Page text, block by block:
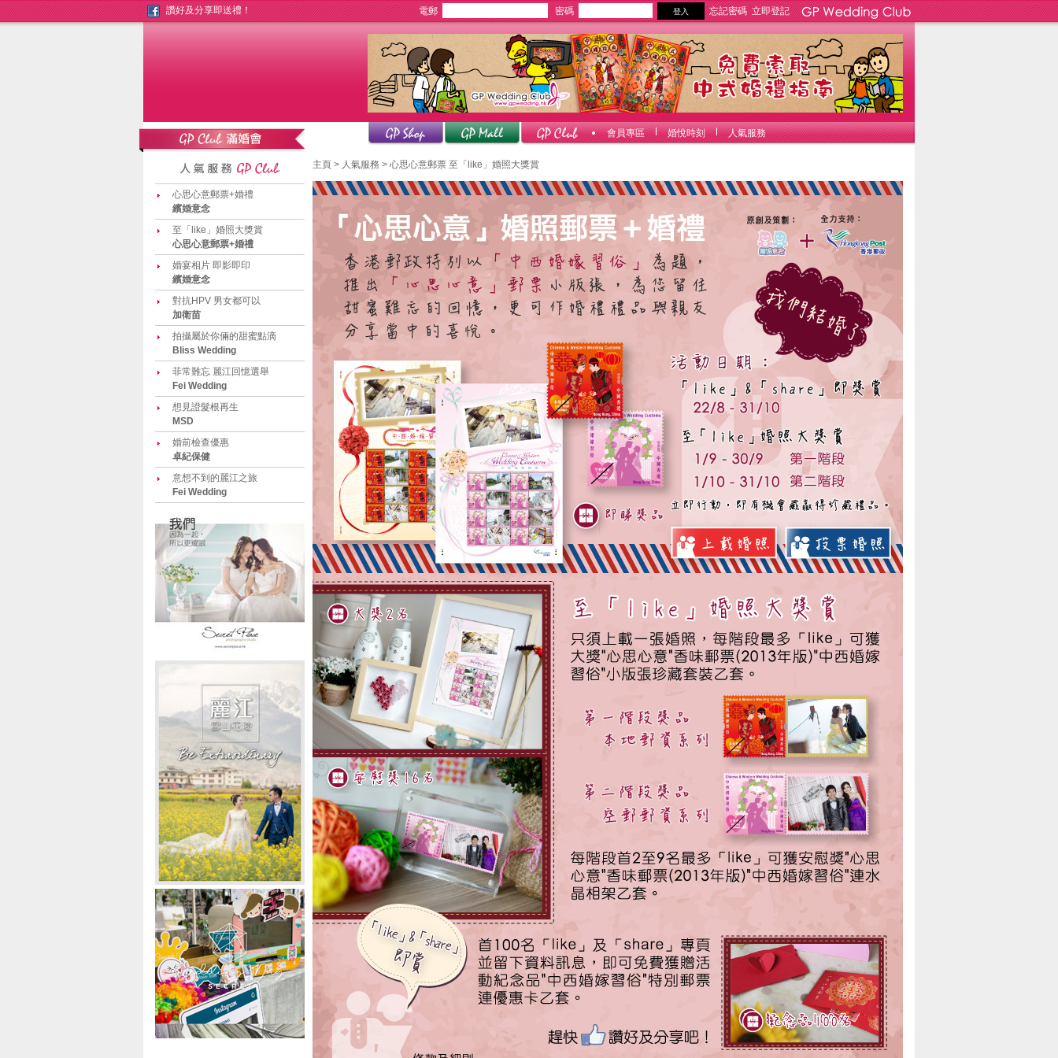
會員專區 婚悅時刻 人氣服務
心思心意郵票+婚禮
繽婚意念
至「like」婚照大獎賞
心思心意郵票+婚禮
婚宴相片 即影即印
繽婚意念
對抗HPV 男女都可以
加衛苗
拍攝屬於你倆的甜蜜點滴
Bliss Wedding
菲常難忘 麗江回憶選舉
Fei Wedding
想見證髮根再生
MSD
婚前檢查優惠
卓紀保健
意想不到的麗江之旅
Fei Wedding
主頁 > 人氣服務 > 心思心意郵票 至「like」婚照大獎賞
讚好及分享即送禮！ 電郵 密碼 忘記密碼 立即登記